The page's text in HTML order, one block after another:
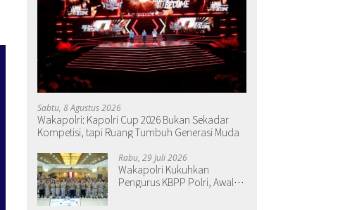
Sabtu, 8 Agustus 2026
Wakapolri: Kapolri Cup 2026 Bukan Sekadar
Kompetisi, tapi Ruang Tumbuh Generasi Muda
Rabu, 29 Juli 2026
Wakapolri Kukuhkan
Pengurus KBPP Polri, Awali